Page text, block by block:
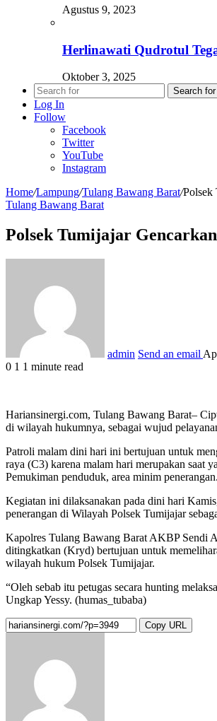
Agustus 9, 2023
Herlinawati Qudrotul
Oktober 3, 2025
Search for
Log In
Follow
Facebook
Twitter
YouTube
Instagram
Home/Lampung/Tulang Bawang Barat/Polsek
Tulang Bawang Barat
Polsek Tumijajar
admin Send an email
0 1 1 minute read
Hariansinergi.com, Tulang Bawang Barat–
di wilayah hukumnya, sebagai wujud
Patroli malam dini hari ini bertujuan untuk
raya (C3) karena malam hari merupakan saat
Pemukiman penduduk, area minim penerangan.
Kegiatan ini dilaksanakan pada dini hari
penerangan di Wilayah Polsek Tumijajar
Kapolres Tulang Bawang Barat AKBP Sendi
ditingkatkan (Kryd) bertujuan untuk
wilayah hukum Polsek Tumijajar.
“Oleh sebab itu petugas secara hunting
Ungkap Yessy. (humas_tubaba)
Copy URL